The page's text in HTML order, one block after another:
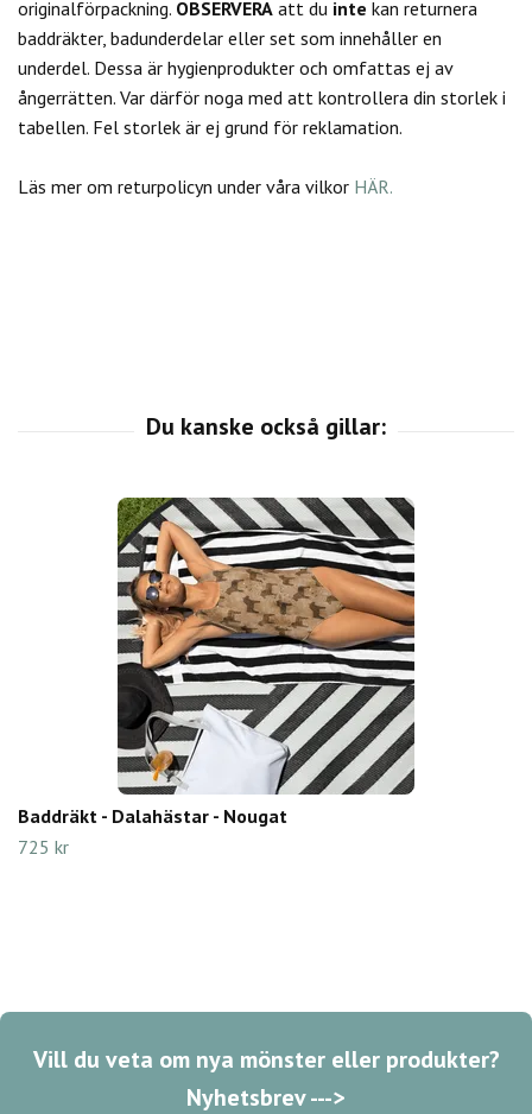
originalförpackning. OBSERVERA att du inte kan returnera
baddräkter, badunderdelar eller set som innehåller en
underdel. Dessa är hygienprodukter och omfattas ej av
ångerrätten. Var därför noga med att kontrollera din storlek i
tabellen. Fel storlek är ej grund för reklamation.
Läs mer om returpolicyn under våra vilkor HÄR.
Baddräkt - Dalahästar - Nougat
725 kr
Vill du veta om nya mönster eller produkter?
Nyhetsbrev --->